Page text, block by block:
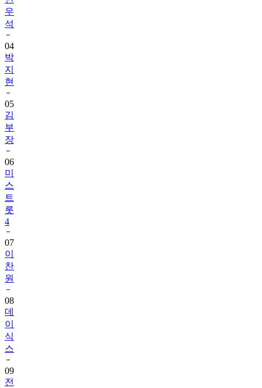
우
석
04
박
지
현
05
김
부
장
06
미
스
트
롯
4
07
이
찬
원
08
데
이
식
스
09
전